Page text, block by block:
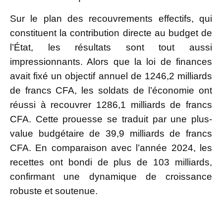
Sur le plan des recouvrements effectifs, qui
constituent la contribution directe au budget de
l’État, les résultats sont tout aussi
impressionnants. Alors que la loi de finances
avait fixé un objectif annuel de 1246,2 milliards
de francs CFA, les soldats de l’économie ont
réussi à recouvrer 1286,1 milliards de francs
CFA. Cette prouesse se traduit par une plus-
value budgétaire de 39,9 milliards de francs
CFA. En comparaison avec l’année 2024, les
recettes ont bondi de plus de 103 milliards,
confirmant une dynamique de croissance
robuste et soutenue.